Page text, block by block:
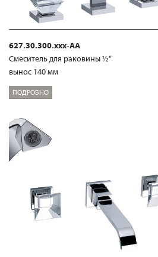
627.30.300.xxx-AA
Смеситель для раковины ½“
вынос 140 мм
ПОДРОБНО